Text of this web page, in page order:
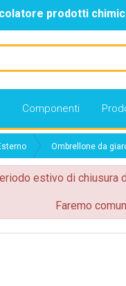
prodotti
Componenti
Ombrellone da
estivo di chiusura
Faremo